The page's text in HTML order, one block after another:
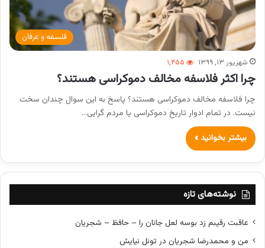
فلسفه و عرفان
شهریور ۱۳, ۱۳۹۹ ۱,۴۵۵
چرا اکثر فلاسفه مخالف دموکراسی هستند؟
چرا فلاسفه مخالف دموکراسی هستند؟ پاسخ به این سوال چندان سخت
نیست. در تمام ادوار تاریخ دموکراسی یا مردم گرایی…
بیشتر بخوانید »
نوشته‌های تازه
عاقبت رقیبم زد بوسه لعل جانان را – حافظ – شجریان
من و محمدرضا شجریان در تونل نیایش